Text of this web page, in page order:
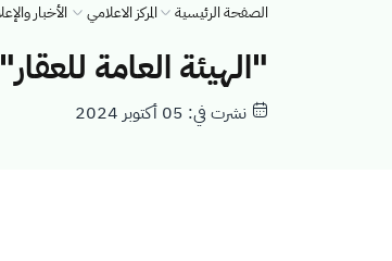
الصفحة الرئيسية المركز الاعلامي الأخبار
"الهيئة العامة للعقار"
نشرت في: 05 أكتوبر 2024